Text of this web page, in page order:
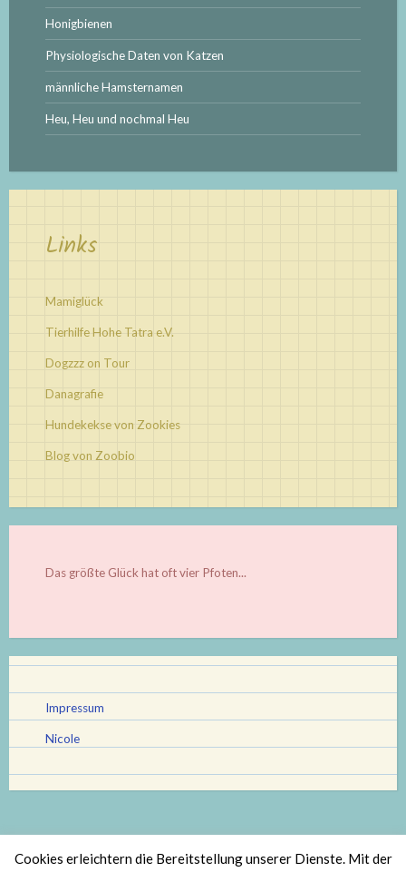
Honigbienen
Physiologische Daten von Katzen
männliche Hamsternamen
Heu, Heu und nochmal Heu
Links
Mamiglück
Tierhilfe Hohe Tatra e.V.
Dogzzz on Tour
Danagrafie
Hundekekse von Zookies
Blog von Zoobio
Das größte Glück hat oft vier Pfoten...
Impressum
Nicole
Cookies erleichtern die Bereitstellung unserer Dienste. Mit der